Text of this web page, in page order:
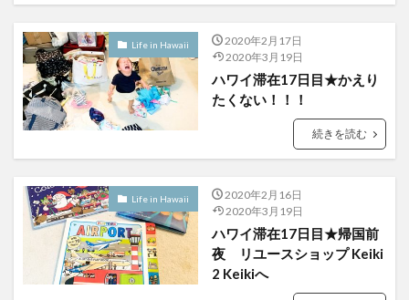
Life in Hawaii
2020年2月17日
2020年3月19日
ハワイ滞在17日目★かえり
たくない！！！
続きを読む
Life in Hawaii
2020年2月16日
2020年3月19日
ハワイ滞在17日目★帰国前
夜 リユースショップ Keiki
2 Keikiへ